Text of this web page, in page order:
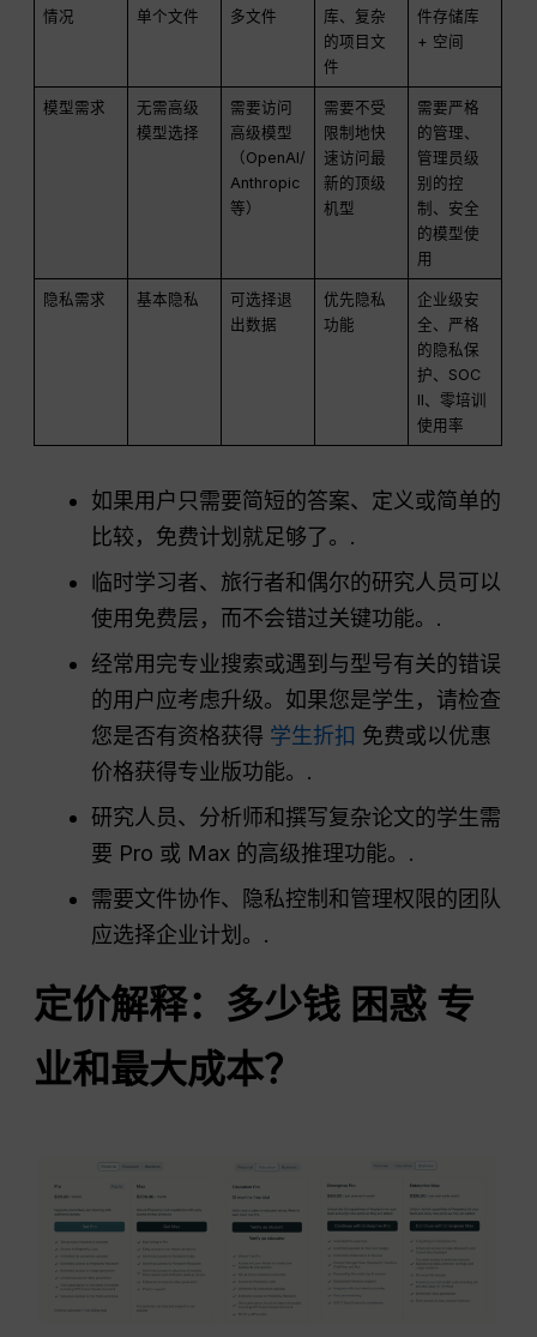
情况
单个文件
多文件
库、复杂
的项目文
件
件存储库
+ 空间
模型需求
无需高级
模型选择
需要访问
高级模型
（OpenAI/
Anthropic
等）
需要不受
限制地快
速访问最
新的顶级
机型
需要严格
的管理、
管理员级
别的控
制、安全
的模型使
用
隐私需求 基本隐私
可选择退
出数据
优先隐私
功能
企业级安
全、严格
的隐私保
护、SOC
II、零培训
使用率
如果用户只需要简短的答案、定义或简单的
比较，免费计划就足够了。.
临时学习者、旅行者和偶尔的研究人员可以
使用免费层，而不会错过关键功能。.
经常用完专业搜索或遇到与型号有关的错误
的用户应考虑升级。如果您是学生，请检查
您是否有资格获得 学生折扣 免费或以优惠
价格获得专业版功能。.
研究人员、分析师和撰写复杂论文的学生需
要 Pro 或 Max 的高级推理功能。.
需要文件协作、隐私控制和管理权限的团队
应选择企业计划。.
定价解释：多少钱 困惑 专
业和最大成本？